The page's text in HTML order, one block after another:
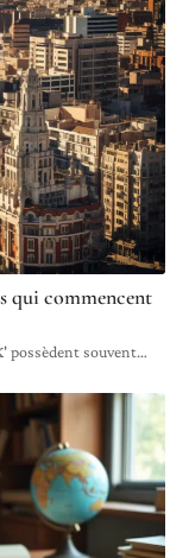
qui commencent
possèdent souvent…